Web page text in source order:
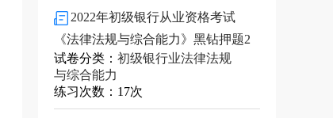
2022年初级银行从业资格考试
《法律法规与综合能力》黑钻押题2
试卷分类： 初级银行业法律法规
与综合能力
练习次数：17次